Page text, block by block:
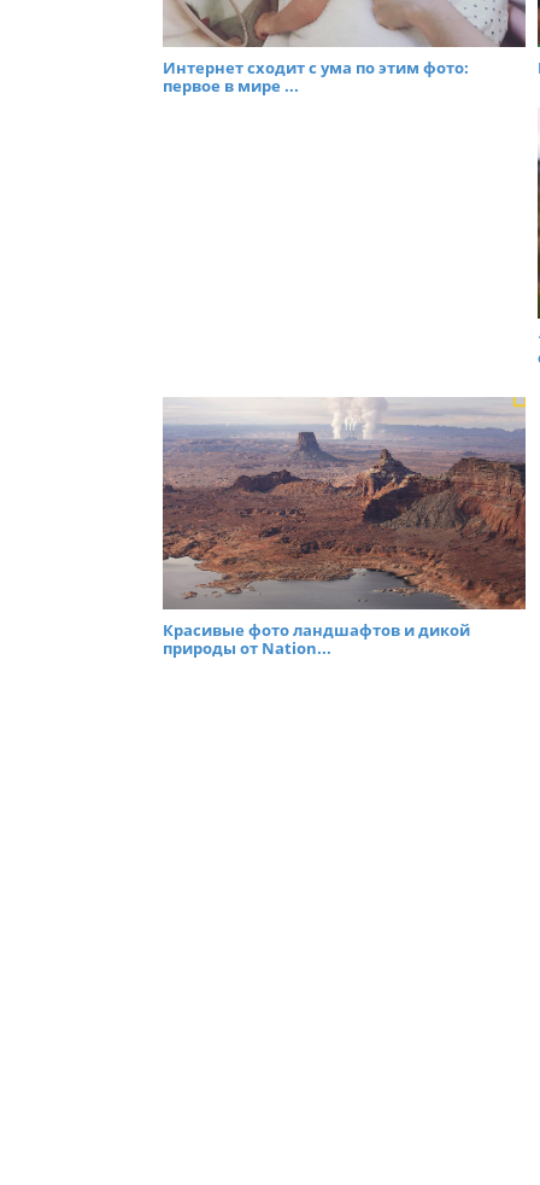
Интернет сходит с ума по этим фото:
первое в мире ...
Красивые фото ландшафтов и дикой
природы от Nation...